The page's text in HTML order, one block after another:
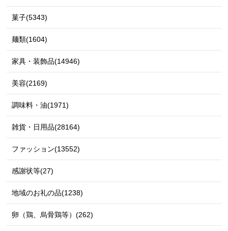
菓子(5343)
麺類(1604)
家具・装飾品(14946)
美容(2169)
調味料・油(1971)
雑貨・日用品(28164)
ファッション(13552)
感謝状等(27)
地域のお礼の品(1238)
卵（鶏、烏骨鶏等）(262)